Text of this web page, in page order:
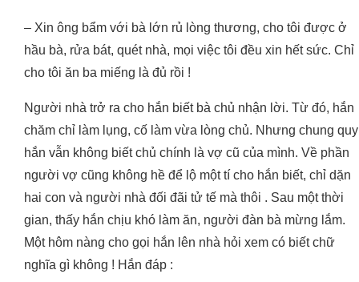
– Xin ông bẩm với bà lớn rủ lòng thương, cho tôi được ở
hầu bà, rửa bát, quét nhà, mọi việc tôi đều xin hết sức. Chỉ
cho tôi ăn ba miếng là đủ rồi !
Người nhà trở ra cho hắn biết bà chủ nhận lời. Từ đó, hắn
chăm chỉ làm lụng, cố làm vừa lòng chủ. Nhưng chung quy
hắn vẫn không biết chủ chính là vợ cũ của mình. Về phần
người vợ cũng không hề để lộ một tí cho hắn biết, chỉ dặn
hai con và người nhà đối đãi tử tế mà thôi . Sau một thời
gian, thấy hắn chịu khó làm ăn, người đàn bà mừng lắm.
Một hôm nàng cho gọi hắn lên nhà hỏi xem có biết chữ
nghĩa gì không ! Hắn đáp :